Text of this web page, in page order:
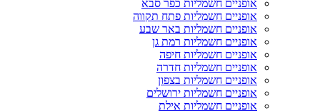
אופניים חשמליות כפר סבא
אופניים חשמליות פתח תקווה
אופניים חשמליות באר שבע
אופניים חשמליות רמת גן
אופניים חשמליות חיפה
אופניים חשמליות חדרה
אופניים חשמליות בצפון
אופניים חשמליות ירושלים
אופניים חשמליות אילת